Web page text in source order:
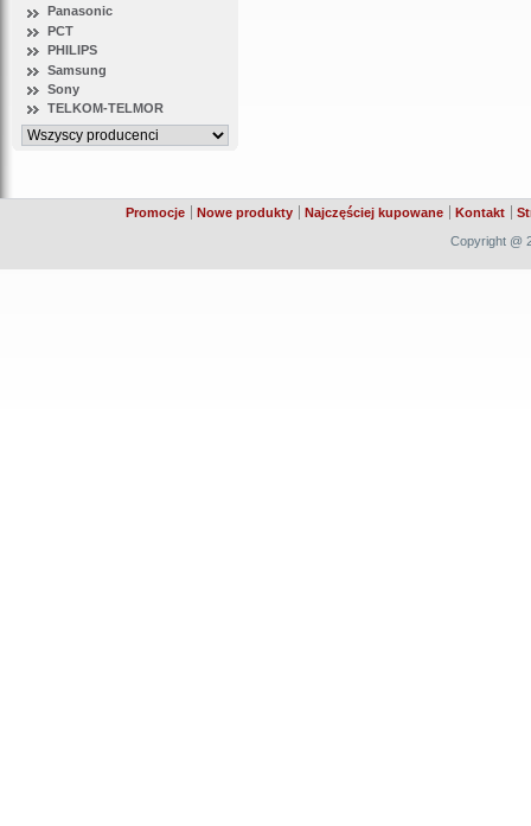
Panasonic
PCT
PHILIPS
Samsung
Sony
TELKOM-TELMOR
Promocje Nowe produkty Najczęściej kupowane Kontakt
Copyright @